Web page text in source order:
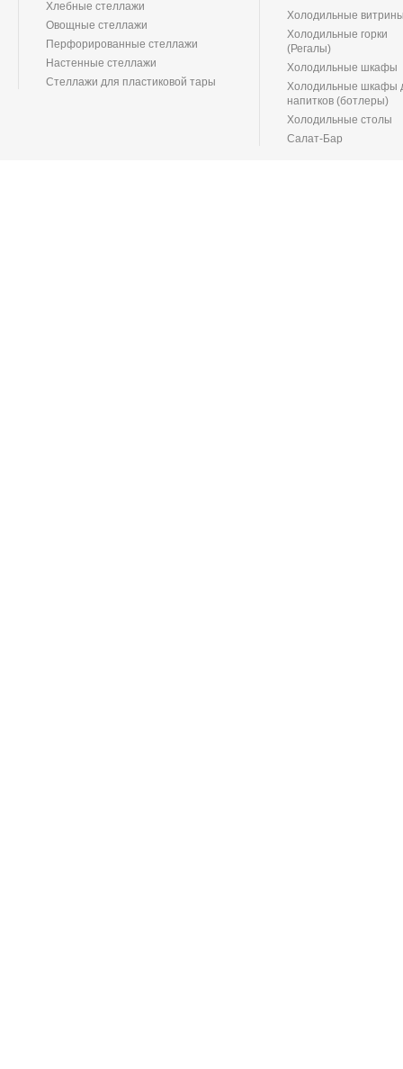
Хлебные стеллажи
Овощные стеллажи
Перфорированные стеллажи
Настенные стеллажи
Стеллажи для пластиковой тары
Холодильные
Холодильные горки
(Регалы)
Холодильные шкафы
Холодильные шкафы
напитков (ботлеры)
Холодильные столы
Салат-Бар